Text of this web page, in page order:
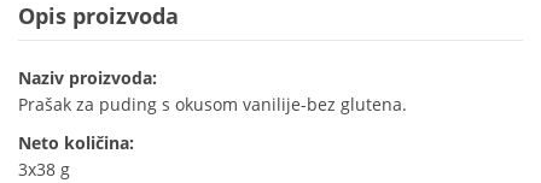
Opis proizvoda
Naziv proizvoda:
Prašak za puding s okusom vanilije-bez glutena.
Neto količina:
3x38 g